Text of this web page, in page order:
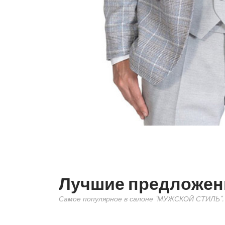
Лучшие
Самое популярное в салоне "МУЖСКОЙ СТИЛЬ".